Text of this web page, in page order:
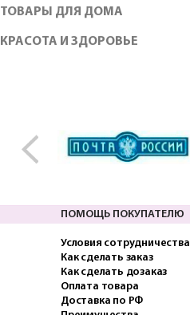
ТОВАРЫ ДЛЯ ДОМА
КРАСОТА И ЗДОРОВЬЕ
ПОМОЩЬ ПОКУПАТЕЛЮ
Условия сотрудничества
Как сделать заказ
Как сделать дозаказ
Оплата товара
Доставка по РФ